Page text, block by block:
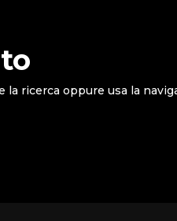
ricerca oppure usa la